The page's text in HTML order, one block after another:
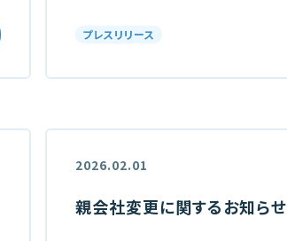
プレスリリース
2026.02.01
親会社変更に関するお知らせ